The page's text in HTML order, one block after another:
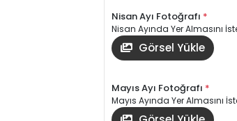
Nisan Ayı Fotoğrafı *
Nisan Ayında Yer Almasını
Görsel Yükle
Mayıs Ayı Fotoğrafı *
Mayıs Ayında Yer Almasını